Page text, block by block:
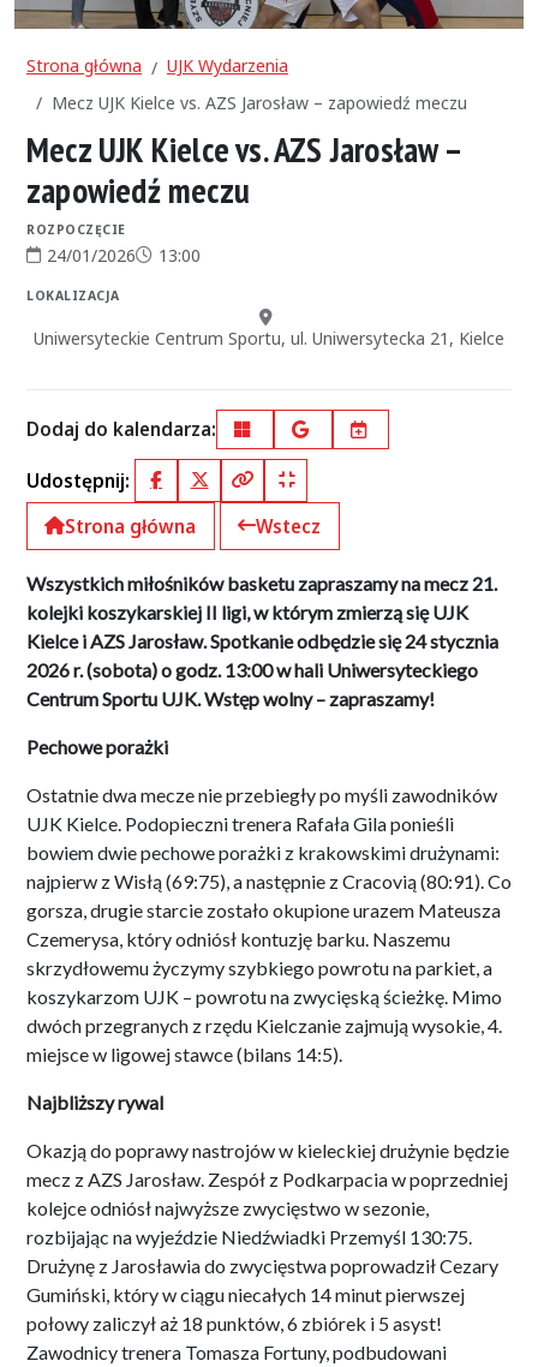
Strona główna
UJK Wydarzenia
Mecz UJK Kielce vs. AZS Jarosław – zapowiedź meczu
Mecz UJK Kielce vs. AZS Jarosław –
zapowiedź meczu
ROZPOCZĘCIE
Data rozpoczęcia:
24/01/2026Godzina rozpoczęcia:
13:00
LOKALIZACJA
Miejsce:
Uniwersyteckie Centrum Sportu, ul. Uniwersytecka 21, Kielce
Dodaj do kalendarza: OutlookGoogle Calendar
iCal
Udostępnij:
FacebookX (Twitter)
Kopiuj pełny link
Kopiuj krótki link
Strona główna
Wstecz
Wszystkich miłośników basketu zapraszamy na mecz 21.
kolejki koszykarskiej II ligi, w którym zmierzą się UJK
Kielce i AZS Jarosław. Spotkanie odbędzie się 24 stycznia
2026 r. (sobota) o godz. 13:00 w hali Uniwersyteckiego
Centrum Sportu UJK. Wstęp wolny – zapraszamy!
Pechowe porażki
Ostatnie dwa mecze nie przebiegły po myśli zawodników
UJK Kielce. Podopieczni trenera Rafała Gila ponieśli
bowiem dwie pechowe porażki z krakowskimi drużynami:
najpierw z Wisłą (69:75), a następnie z Cracovią (80:91). Co
gorsza, drugie starcie zostało okupione urazem Mateusza
Czemerysa, który odniósł kontuzję barku. Naszemu
skrzydłowemu życzymy szybkiego powrotu na parkiet, a
koszykarzom UJK – powrotu na zwycięską ścieżkę. Mimo
dwóch przegranych z rzędu Kielczanie zajmują wysokie, 4.
miejsce w ligowej stawce (bilans 14:5).
Najbliższy rywal
Okazją do poprawy nastrojów w kieleckiej drużynie będzie
mecz z AZS Jarosław. Zespół z Podkarpacia w poprzedniej
kolejce odniósł najwyższe zwycięstwo w sezonie,
rozbijając na wyjeździe Niedźwiadki Przemyśl 130:75.
Drużynę z Jarosławia do zwycięstwa poprowadził Cezary
Gumiński, który w ciągu niecałych 14 minut pierwszej
połowy zaliczył aż 18 punktów, 6 zbiórek i 5 asyst!
Zawodnicy trenera Tomasza Fortuny, podbudowani